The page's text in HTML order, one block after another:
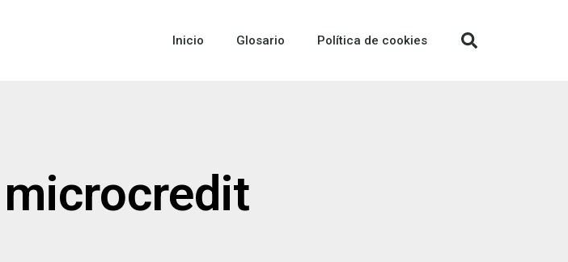
Inicio Glosario Política de cookies